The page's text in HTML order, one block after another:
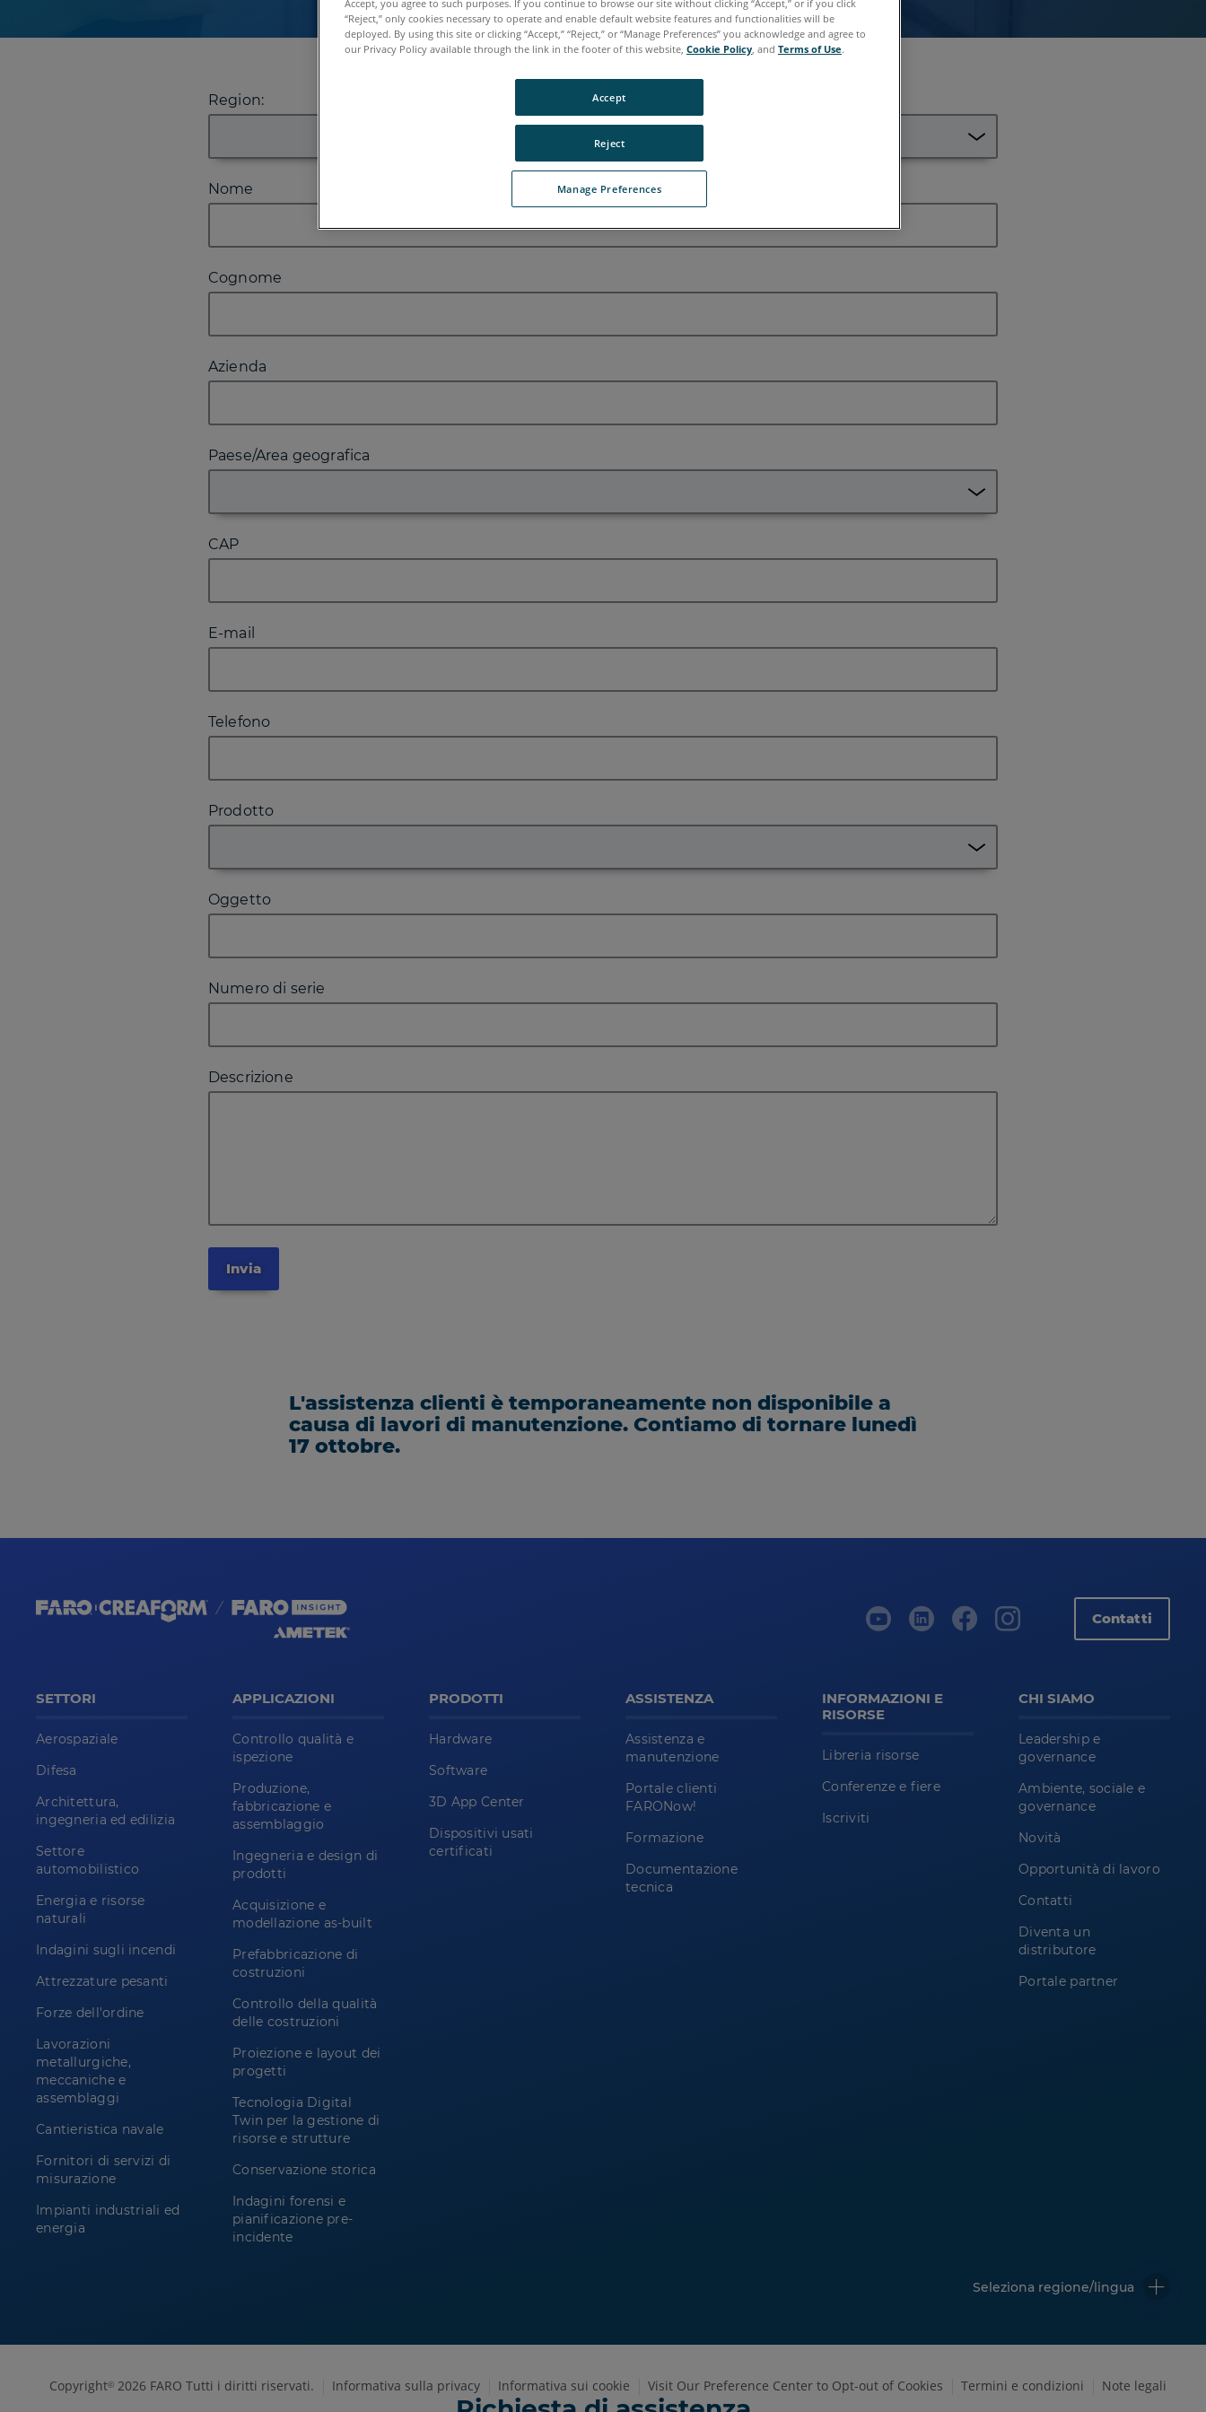
Region:
Nome
Cognome
Azienda
Paese/Area geografica
CAP
E-mail
Telefono
Prodotto
Oggetto
Numero di serie
Descrizione
L'assistenza clienti è temporaneamente non disponibile a
causa di lavori di manutenzione. Contiamo di tornare lunedì
17 ottobre.
Contatti
SETTORI
Aerospaziale
Difesa
Architettura,
ingegneria ed edilizia
Settore
automobilistico
Energia e risorse
naturali
Indagini sugli incendi
Attrezzature pesanti
Forze dell'ordine
Lavorazioni
metallurgiche,
meccaniche e
assemblaggi
Cantieristica navale
Fornitori di servizi di
misurazione
Impianti industriali ed
energia
APPLICAZIONI
Controllo qualità e
ispezione
Produzione,
fabbricazione e
assemblaggio
Ingegneria e design di
prodotti
Acquisizione e
modellazione as-built
Prefabbricazione di
costruzioni
Controllo della qualità
delle costruzioni
Proiezione e layout dei
progetti
Tecnologia Digital
Twin per la gestione di
risorse e strutture
Conservazione storica
Indagini forensi e
pianificazione pre-
incidente
PRODOTTI
Hardware
Software
3D App Center
Dispositivi usati
certificati
ASSISTENZA
Assistenza e
manutenzione
Portale clienti
FARONow!
Formazione
Documentazione
tecnica
INFORMAZIONI E
RISORSE
Libreria risorse
Conferenze e fiere
Iscriviti
CHI SIAMO
Leadership e
governance
Ambiente, sociale e
governance
Novità
Opportunità di lavoro
Contatti
Diventa un
distributore
Portale partner
Seleziona regione/lingua
Copyright©2026 FARO Tutti i diritti riservati. Informativa sulla privacy Informativa sui cookie Visit Our Preference Center to Opt-out of Cookies Termini e condizioni Note legali
Accept, you agree to such purposes. If you continue to browse our site without clicking “Accept,” or if you click
“Reject,” only cookies necessary to operate and enable default website features and functionalities will be
deployed. By using this site or clicking “Accept,” “Reject,” or “Manage Preferences” you acknowledge and agree to
our Privacy Policy available through the link in the footer of this website, Cookie Policy, and Terms of Use.
Manage Preferences
Reject
Accept